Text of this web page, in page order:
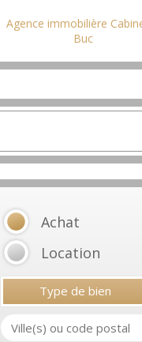
Achat
Location
Type de bien